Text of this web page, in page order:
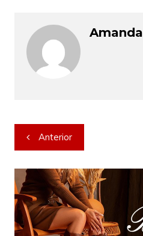
Amanda
Navegação
de
Post
Anterior